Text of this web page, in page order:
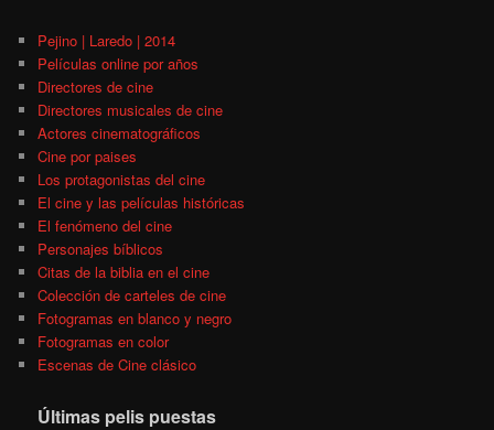
Pejino | Laredo | 2014
Películas online por años
Directores de cine
Directores musicales de cine
Actores cinematográficos
Cine por paises
Los protagonistas del cine
El cine y las películas históricas
El fenómeno del cine
Personajes bíblicos
Citas de la biblia en el cine
Colección de carteles de cine
Fotogramas en blanco y negro
Fotogramas en color
Escenas de Cine clásico
Últimas pelis puestas